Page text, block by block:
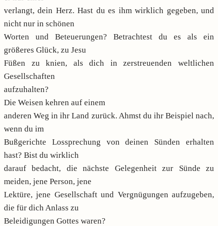
verlangt, dein Herz. Hast du es ihm wirklich gegeben, und
nicht nur in schönen
Worten und Beteuerungen? Betrachtest du es als ein
größeres Glück, zu Jesu
Füßen zu knien, als dich in zerstreuenden weltlichen
Gesellschaften
aufzuhalten?
Die Weisen kehren auf einem
anderen Weg in ihr Land zurück. Ahmst du ihr Beispiel nach,
wenn du im
Bußgerichte Lossprechung von deinen Sünden erhalten
hast? Bist du wirklich
darauf bedacht, die nächste Gelegenheit zur Sünde zu
meiden, jene Person, jene
Lektüre, jene Gesellschaft und Vergnügungen aufzugeben,
die für dich Anlass zu
Beleidigungen Gottes waren?